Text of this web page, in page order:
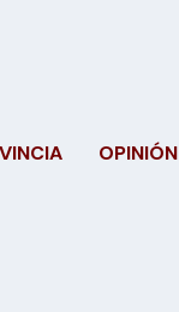
OPINIÓN